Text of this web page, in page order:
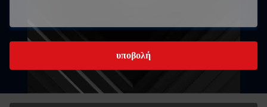
υποβολή